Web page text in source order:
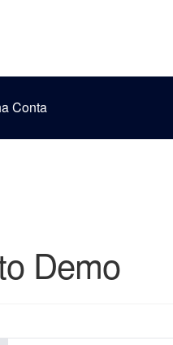
Conta
Demo